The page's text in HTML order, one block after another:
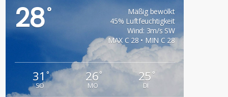
28°
Mäßig bewölkt
45% Luftfeuchtigkeit
Wind: 3m/s SW
MAX C 28 • MIN C 28
31°
SO
26°
MO
25 °
DI